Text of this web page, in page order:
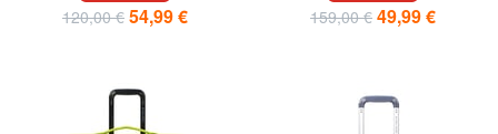
120,00 € 54,99 € 159,00 € 49,99 €